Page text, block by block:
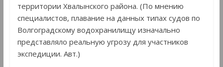
территории Хвалынского района. (По мнению
специалистов, плавание на данных типах судов по
Волгоградскому водохранилищу изначально
представляло реальную угрозу для участников
экспедиции. Авт.)